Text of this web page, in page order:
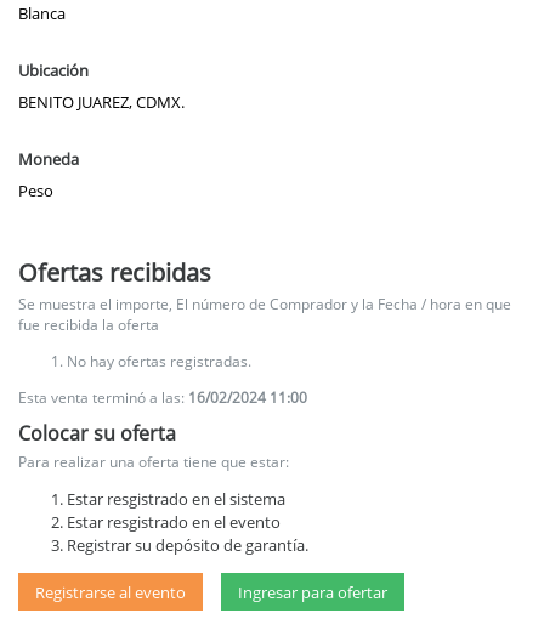
Blanca
Ubicación
BENITO JUAREZ, CDMX.
Moneda
Peso
Ofertas recibidas
Se muestra el importe, El número de Comprador y la Fecha / hora en que
fue recibida la oferta
No hay ofertas registradas.
Esta venta terminó a las: 16/02/2024 11:00
Colocar su oferta
Para realizar una oferta tiene que estar:
Estar resgistrado en el sistema
Estar resgistrado en el evento
Registrar su depósito de garantía.
Registrarse al evento Ingresar para ofertar